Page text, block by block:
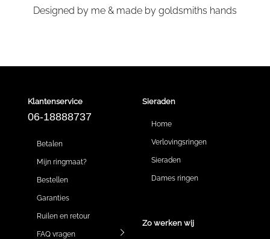
Designed by me & made by goldsmiths hands
Klantenservice
06-18888737
Betalen
Mijn ringmaat?
Bestellen
Garanties
Ruilen en retour
FAQ vragen
Sieraden
Home
Verlovingsringen
Sieraden
Dames ringen
Zo werken wij